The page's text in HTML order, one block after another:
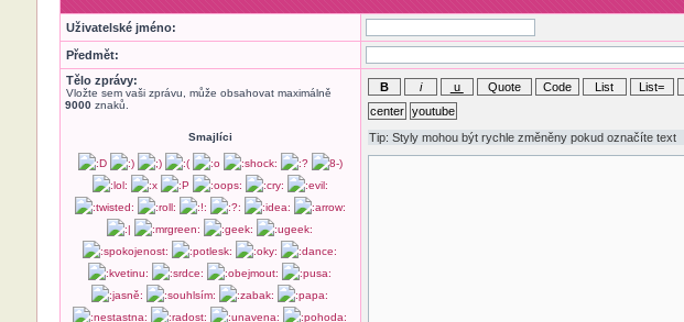
Uživatelské jméno:
Předmět:
Tělo zprávy:
Vložte sem vaši zprávu, může obsahovat maximálně
9000znaků.
Smajlíci